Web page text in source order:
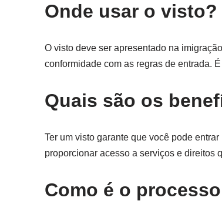
Onde usar o visto?
O visto deve ser apresentado na
conformidade com as regras de entrada.
Quais são os
Ter um visto garante que você pode
proporcionar acesso a serviços e direitos
Como é o